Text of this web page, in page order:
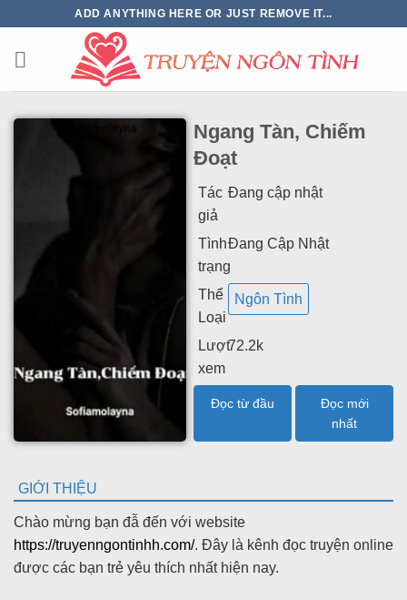
ADD ANYTHING HERE OR JUST REMOVE IT...
Ngang Tàn, Chiếm
Đoạt
Tác
giả
Đang cập nhật
Tình
trạng
Đang Cập Nhật
Thể
Loại
Ngôn Tình
Lượt
xem
72.2k
Đọc từ đầu
Đọc mới
nhất
GIỚI THIỆU
Chào mừng bạn đẫ đến với website
https://truyenngontinhh.com/. Đây là kênh đọc truyện online
được các bạn trẻ yêu thích nhất hiện nay.